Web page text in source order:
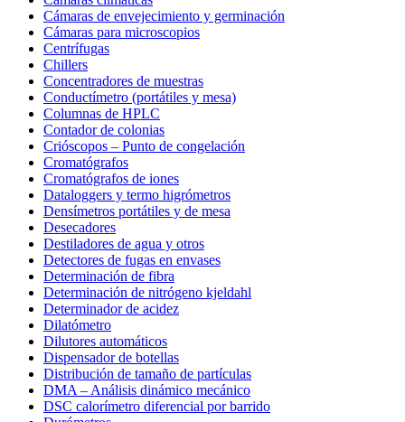
Cámaras de envejecimiento y germinación
Cámaras para microscopios
Centrífugas
Chillers
Concentradores de muestras
Conductímetro (portátiles y mesa)
Columnas de HPLC
Contador de colonias
Crióscopos – Punto de congelación
Cromatógrafos
Cromatógrafos de iones
Dataloggers y termo higrómetros
Densímetros portátiles y de mesa
Desecadores
Destiladores de agua y otros
Detectores de fugas en envases
Determinación de fibra
Determinación de nitrógeno kjeldahl
Determinador de acidez
Dilatómetro
Dilutores automáticos
Dispensador de botellas
Distribución de tamaño de partículas
DMA – Análisis dinámico mecánico
DSC calorímetro diferencial por barrido